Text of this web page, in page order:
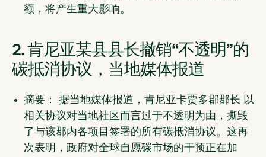
额，将产生重大影响。
2. 肯尼亚某县县长撤销“不透明”的
碳抵消协议，当地媒体报道
摘要： 据当地媒体报道，肯尼亚卡贾多郡郡长 以
相关协议对当地社区而言过于不透明为由，撕毁
了与该郡内各项目签署的所有碳抵消协议。这再
次表明，政府对全球自愿碳市场的干预正在加